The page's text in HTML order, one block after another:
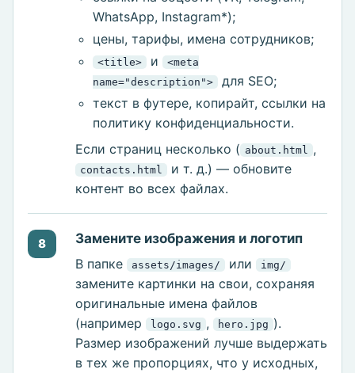
WhatsApp, Instagram*);
цены, тарифы, имена сотрудников;
<title> и
<meta
name="description">
для SEO;
текст в футере, копирайт, ссылки на
политику конфиденциальности.
Если страниц несколько ( about.html ,
contacts.html
и т. д.) — обновите
контент во всех файлах.
8
Замените изображения и логотип
В папке
assets/images/ или img/
замените картинки на свои, сохраняя
оригинальные имена файлов
(например
logo.svg , hero.jpg ).
Размер изображений лучше выдержать
в тех же пропорциях, что у исходных,